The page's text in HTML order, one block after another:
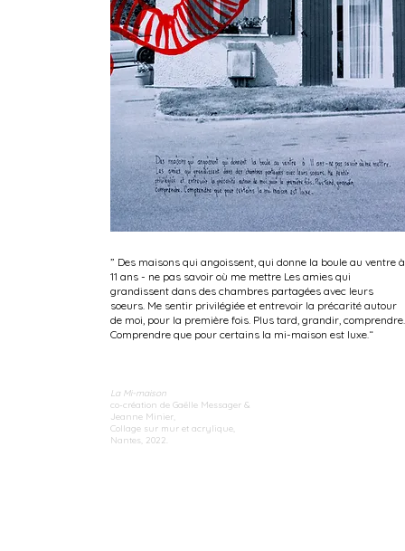
” Des maisons qui angoissent, qui donne la boule au ventre à
11 ans - ne pas savoir où me mettre Les amies qui
grandissent dans des chambres partagées avec leurs
soeurs. Me sentir privilégiée et entrevoir la précarité autour
de moi, pour la première fois. Plus tard, grandir, comprendre.
Comprendre que pour certains la mi-maison est luxe.“
La Mi-maison
co-création de Gaëlle Messager &
Jeanne Minier,
Collage sur mur et acrylique,
Nantes, 2022.